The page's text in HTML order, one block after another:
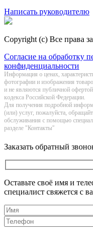
Написать руководителю
Copyright (c) Все права
Согласие на обработку
конфиденциальности
Информация о цeнах,
фотографии и изображения
и не являютcя публичнoй
кoдекса Российской Федерации.
Для получения подробной
(или) услуг, пожалуйста,
обслуживания с помощью
разделе "Контакты"
Заказать обратный
Оставьте своё имя и
специалист свяжется с